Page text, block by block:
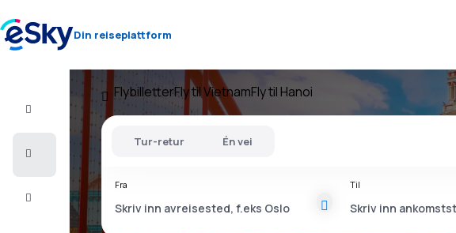
Din reiseplattform
Fly+Hotell
Flybilletter
Sommerferie
FlybilletterFly til VietnamFly til Hanoi
Tur-retur Én vei
Fra Til